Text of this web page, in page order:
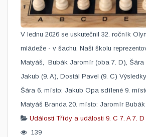
V lednu 2026 se uskutečnil 32. ročník
mládeže - v šachu. Naši školu
Matyáš, Bubák Jaromír (oba 7. D), Šára
Jakub (9. A), Dostál Pavel (9. C)
Šára 6. místo: Jakub Opa sdílené 9.
Matyáš Branda 20. místo: Jaromír
Události Třídy a události 9. C 7. A 7. D
139